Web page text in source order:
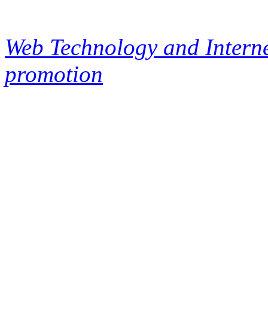
Web Technology and
promotion